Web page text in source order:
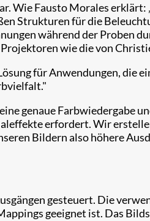
Wie Fausto Morales
Strukturen für die
während der Proben
wie die von
für Anwendungen, die
genaue Farbwiedergabe
erfordert. Wir
Bildern also höhere
gesteuert. Die
geeignet ist. Das